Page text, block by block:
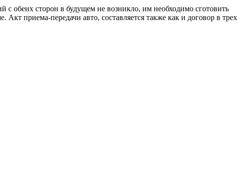
с обеих сторон в будущем не возникло, им необходимо сготовить
приема-передачи авто, составляется также как и договор в трех